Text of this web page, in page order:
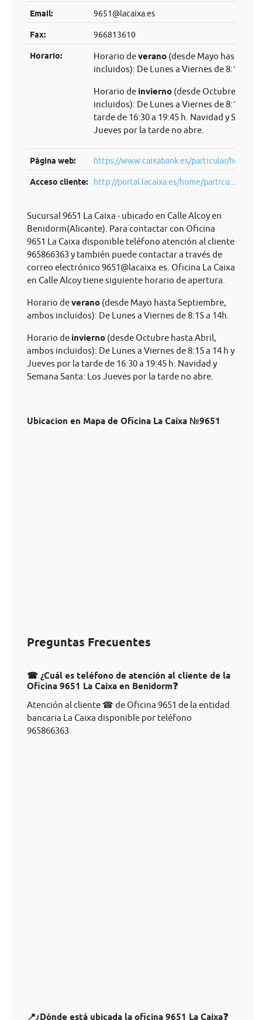
Email: 9651@lacaixa.es
Fax: 966813610
Horario: Horario deverano(desde Mayo hasta
incluidos): De Lunes a Viernes de 8:15 a
Horario de invierno(desde Octubre hasta
incluidos): De Lunes a Viernes de 8:15 a
tarde de 16:30 a 19:45 h. Navidad y
Jueves por la tarde no abre.
Página web: https://www.caixabank.es/particular/home/
Acceso cliente: http://portal.lacaixa.es/home/particu...
Sucursal 9651 La Caixa - ubicado en Calle Alcoy en
Benidorm(Alicante). Para contactar con Oficina
9651 La Caixa disponible teléfono atención al cliente
965866363 y también puede contactar a través de
correo electrónico 9651@lacaixa.es . Oficina La Caixa
en Calle Alcoy tiene siguiente horario de apertura.
Horario deverano (desde Mayo hasta Septiembre,
ambos incluidos): De Lunes a Viernes de 8:15 a 14h.
Horario de invierno (desde Octubre hasta Abril,
ambos incluidos): De Lunes a Viernes de 8:15 a 14 h y
Jueves por la tarde de 16:30 a 19:45 h. Navidad y
Semana Santa: Los Jueves por la tarde no abre.
Ubicacion en Mapa de Oficina La Caixa №9651
Preguntas Frecuentes
☎ ¿Cuál es teléfono de atención al cliente de la
Oficina 9651 La Caixa en Benidorm❓
Atención al cliente ☎ de Oficina 9651 de la entidad
bancaria La Caixa disponible por teléfono
965866363.
📍¿Dónde está ubicada la oficina 9651 La Caixa❓